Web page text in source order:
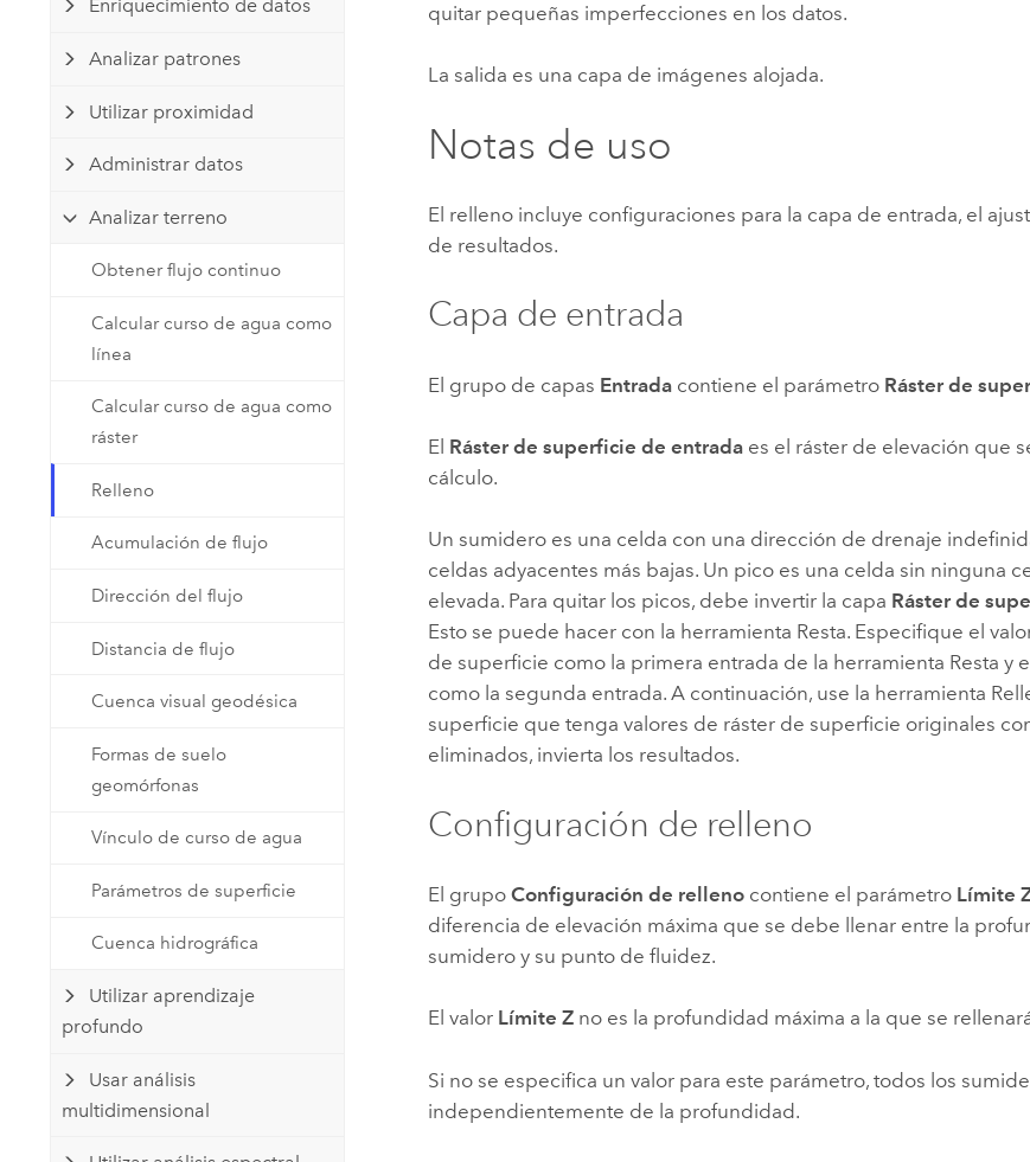
Crear aplicaciones de
Todos los productos
Recursos Naturales Explorar la gestión de
Enriquecimiento de datos
Analizar patrones
Utilizar proximidad
Administrar datos
Analizar terreno
Obtener flujo continuo
Calcular curso de agua como
línea
Calcular curso de agua como
ráster
Relleno
Acumulación de flujo
Dirección del flujo
Distancia de flujo
Cuenca visual geodésica
Formas de suelo
geomórfonas
Vínculo de curso de agua
Parámetros de superficie
Cuenca hidrográfica
Utilizar aprendizaje
profundo
Usar análisis
multidimensional
quitar pequeñas imperfecciones en los datos.
La salida es una capa de imágenes alojada.
Notas de uso
El relleno incluye configuraciones para la capa de entrada, el
de resultados.
Capa de entrada
El grupo de capas Entrada contiene el parámetro Ráster de
El Ráster de superficie de entrada es el ráster de elevación que
cálculo.
Un sumidero es una celda con una dirección de drenaje
celdas adyacentes más bajas. Un pico es una celda sin ninguna
elevada. Para quitar los picos, debe invertir la capa Ráster de
Esto se puede hacer con la herramienta Resta. Especifique el
de superficie como la primera entrada de la herramienta Resta y
como la segunda entrada. A continuación, use la herramienta
superficie que tenga valores de ráster de superficie originales
eliminados, invierta los resultados.
Configuración de relleno
El grupoConfiguración de relleno contiene el parámetro Límite
diferencia de elevación máxima que se debe llenar entre la
sumidero y su punto de fluidez.
El valor Límite Z no es la profundidad máxima a la que se
Si no se especifica un valor para este parámetro, todos los
independientemente de la profundidad.